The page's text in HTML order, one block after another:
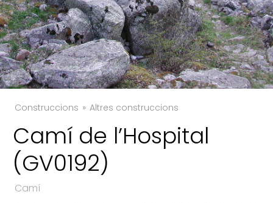
Construccions Altres construccions
Camí de l’Hospital
(GV0192)
Camí